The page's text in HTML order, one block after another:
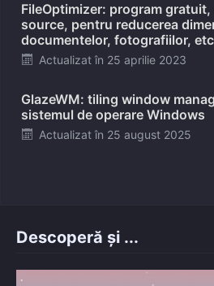
FileOptimizer: program gratuit,
source, pentru reducerea
documentelor, fotografiilor, etc
Posted
Actualizat în 25 aprilie 2023
GlazeWM: tiling window
sistemul de operare Windows
Posted
Actualizat în 25 august 2025
Descoperă și ...